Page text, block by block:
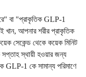
বা "প্রাকৃতিক GLP-1
খান, আপনার শরীর প্রাকৃতিক
সেকেন্ড থেকে কয়েক মিনিট
স্থায়ী হওয়ার জন্য
1 কে সামান্য পরিমাণে